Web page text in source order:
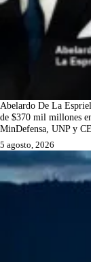
Abelardo De La
de $370 mil millones
MinDefensa, UNP y
5 agosto, 2026